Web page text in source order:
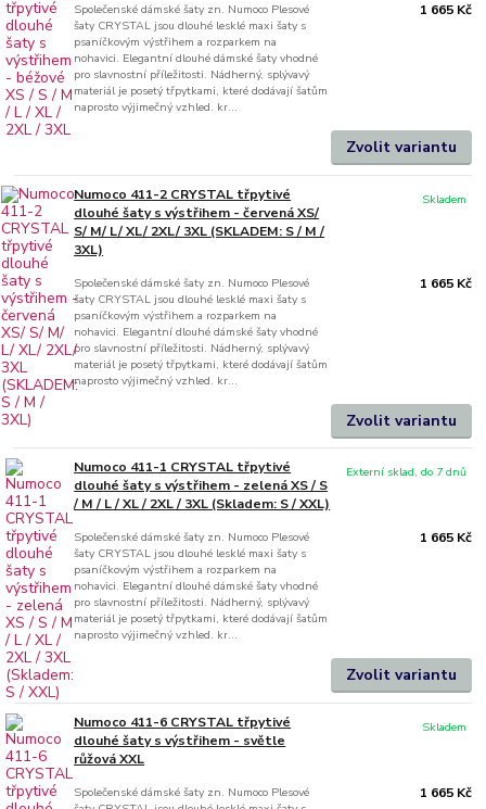
Společenské dámské šaty zn. Numoco Plesové
šaty CRYSTAL jsou dlouhé lesklé maxi šaty s
psaníčkovým výstřihem a rozparkem na
nohavici. Elegantní dlouhé dámské šaty vhodné
pro slavnostní příležitosti. Nádherný, splývavý
materiál je posetý třpytkami, které dodávají šatům
naprosto výjimečný vzhled. kr...
1 665 Kč
Zvolit variantu
Numoco 411-2 CRYSTAL třpytivé
dlouhé šaty s výstřihem - červená XS/
S/ M/ L/ XL/ 2XL/ 3XL (SKLADEM: S / M /
3XL)
Společenské dámské šaty zn. Numoco Plesové
šaty CRYSTAL jsou dlouhé lesklé maxi šaty s
psaníčkovým výstřihem a rozparkem na
nohavici. Elegantní dlouhé dámské šaty vhodné
pro slavnostní příležitosti. Nádherný, splývavý
materiál je posetý třpytkami, které dodávají šatům
naprosto výjimečný vzhled. kr...
1 665 Kč
Skladem
Zvolit variantu
Numoco 411-1 CRYSTAL třpytivé
dlouhé šaty s výstřihem - zelená XS / S
/ M / L / XL / 2XL / 3XL (Skladem: S / XXL)
Společenské dámské šaty zn. Numoco Plesové
šaty CRYSTAL jsou dlouhé lesklé maxi šaty s
psaníčkovým výstřihem a rozparkem na
nohavici. Elegantní dlouhé dámské šaty vhodné
pro slavnostní příležitosti. Nádherný, splývavý
materiál je posetý třpytkami, které dodávají šatům
naprosto výjimečný vzhled. kr...
1 665 Kč
Externí sklad, do 7 dnů
Zvolit variantu
Numoco 411-6 CRYSTAL třpytivé
dlouhé šaty s výstřihem - světle
růžová XXL
Společenské dámské šaty zn. Numoco Plesové
1 665 Kč
Skladem